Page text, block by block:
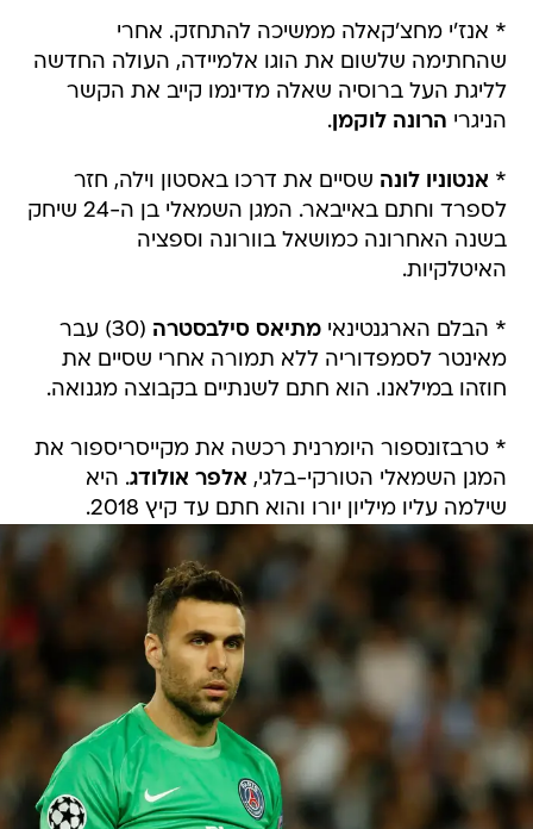
* אנז'י מחצ'קאלה ממשיכה להתחזק. אחרי
שהחתימה שלשום את הוגו אלמיידה, העולה החדשה
לליגת העל ברוסיה שאלה מדינמו קייב את הקשר
הניגרי הרונה לוקמן.
* אנטוניו לונה שסיים את דרכו באסטון וילה, חזר
לספרד וחתם באייבאר. המגן השמאלי בן ה-24 שיחק
בשנה האחרונה כמושאל בוורונה וספציה
האיטלקיות.
* הבלם הארגנטינאימתיאס סילבסטרה
(30) עבר
מאינטר לסמפדוריה ללא תמורה אחרי שסיים את
חוזהו במילאנו. הוא חתם לשנתיים בקבוצה מגנואה.
* טרבזונספור היומרנית רכשה את מקייסריספור את
המגן השמאלי הטורקי-בלגי, אלפר אולודג. היא
שילמה עליו מיליון יורו והוא חתם עד קיץ 2018.